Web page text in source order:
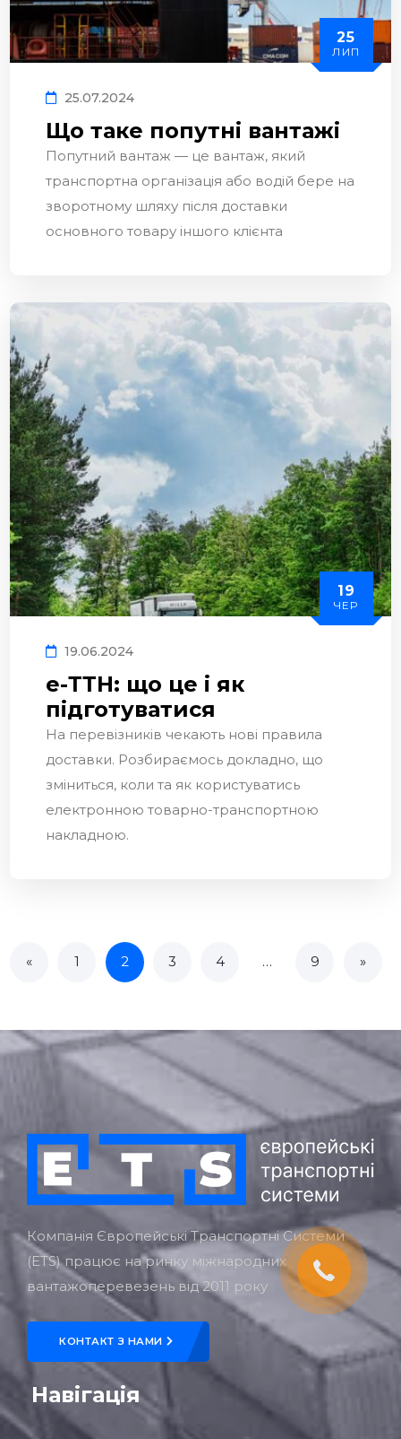
25
ЛИП
25.07.2024
Що таке попутні вантажі
Попутний вантаж — це вантаж, який
транспортна організація або водій бере на
зворотному шляху після доставки
основного товару іншого клієнта
19
ЧЕР
19.06.2024
е-ТТН: що це і як
підготуватися
На перевізників чекають нові правила
доставки. Розбираємось докладно, що
зміниться, коли та як користуватись
електронною товарно-транспортною
накладною.
« 1 2 3 4 … 9 »
Компанія Європейські Транспортні Системи
(ETS) працює на ринку міжнародних
вантажоперевезень від 2011 року
КОНТАКТ З НАМИ
Навігація